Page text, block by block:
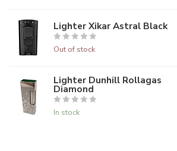
Lighter Xikar Astral Black
Out of stock
Lighter Dunhill Rollagas
Diamond
In stock